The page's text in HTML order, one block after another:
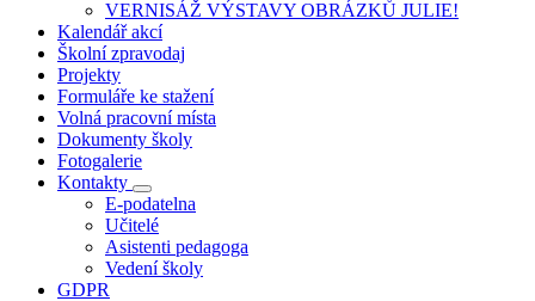
VERNISÁŽ VÝSTAVY OBRÁZKŮ JULIE!
Kalendář akcí
Školní zpravodaj
Projekty
Formuláře ke stažení
Volná pracovní místa
Dokumenty školy
Fotogalerie
Kontakty
E-podatelna
Učitelé
Asistenti pedagoga
Vedení školy
GDPR